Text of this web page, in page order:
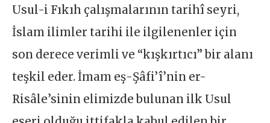
Usul-i Fıkıh çalışmalarının tarihî seyri,
İslam ilimler tarihi ile ilgilenenler için
son derece verimli ve “kışkırtıcı” bir alanı
teşkil eder. İmam eş-Şâfi’î’nin er-
Risâle’sinin elimizde bulunan ilk Usul